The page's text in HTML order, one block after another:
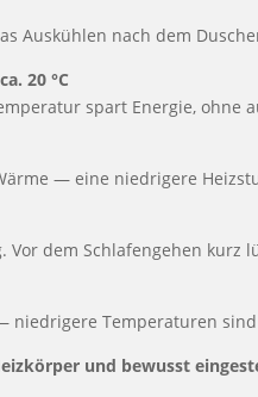
Auskühlen nach dem
20 °C
spart Energie, ohne
— eine niedrigere
dem Schlafengehen
niedrigere Temperaturen
und bewusst